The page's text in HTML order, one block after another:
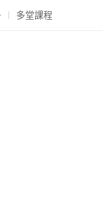
多堂課程